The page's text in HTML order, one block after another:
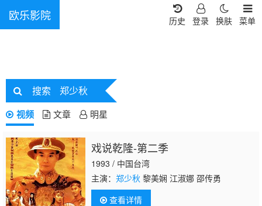
欧乐影院 菜单
换肤
登录
历史
搜索 郑少秋
视频 文章 明星
戏说乾隆-第二季
1993 / 中国台湾
主演： 郑少秋 黎美娴 江淑娜 邵传勇
查看详情